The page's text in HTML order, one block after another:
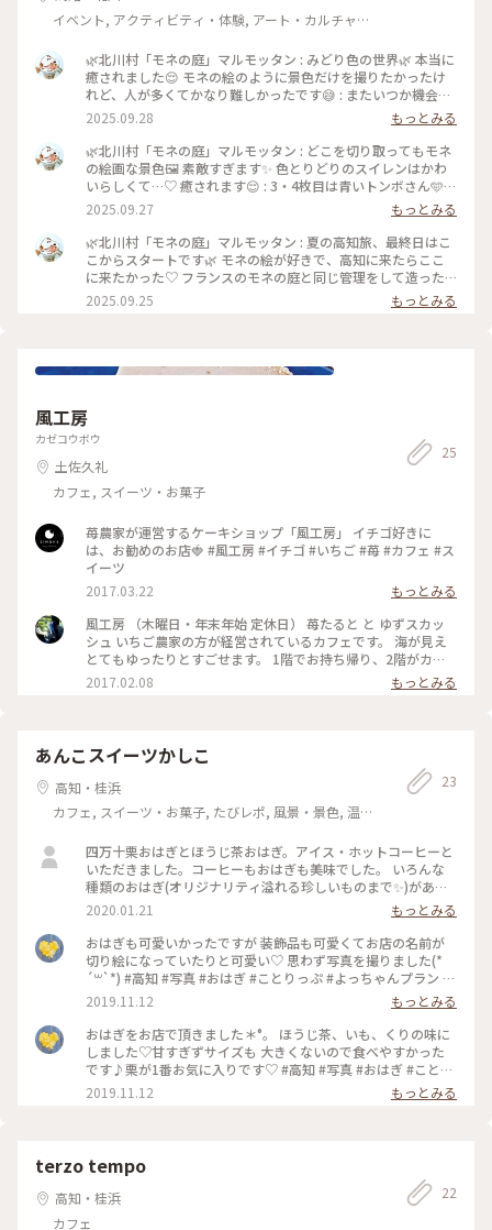
イベント, アクティビティ・体験, アート・カルチャ
🌿北川村「モネの庭」マルモッタン : みどり色の世界🌿 本当に
癒されました😌 モネの絵のように景色だけを撮りたかったけ
れど、人が多くてかなり難しかったです😅 : またいつか機会が
あったらゆっくり散策したいな🐾 そんな景色が広がるお庭で
した✨ : このあとはお昼ご飯🥢 桂浜へ向かいます🚗💨 :
📷:2025.8.13 Wed. : #ことりっぷと一緒 #ことりっぷ高知 #秋
の装い #モネの庭 #水の庭 #スイレン #リフレクション #みどり
の世界 #みどりに癒される #青いトンボ #素敵 #お散歩 #初めて
2025.09.28
もっとみる
🌿北川村「モネの庭」マルモッタン : どこを切り取ってもモネ
の絵画な景色🖼️ 素敵すぎます✨ 色とりどりのスイレンはかわ
いらしくて…♡ 癒されます😌 : 3・4枚目は青いトンボさん🩵
近くに来てくれました！ : 📷:2025.8.13 Wed. : #ことりっぷと
一緒 #ことりっぷ高知 #秋の装い #モネの庭 #水の庭 #スイレン
#リフレクション #みどりの世界 #みどりに癒される #青いトン
ボ #素敵 #お散歩 #初めての高知 #北川村 #高知 #milkのミルキ
ーな毎日
2025.09.27
もっとみる
🌿北川村「モネの庭」マルモッタン : 夏の高知旅、最終日はこ
こからスタートです🌿 モネの絵が好きで、高知に来たらここ
に来たかった♡ フランスのモネの庭と同じ管理をして造った
庭園🌿 「モネの庭」という名前がついた庭園は世界に2つだけ
✨ そのうちの一つがここです！ : 途中渋滞があり、到着時間が
良いお天気で素敵な景色をたくさん見ることができました😊
の庭 #水の庭 #スイレン #リフレクション #素敵 #お散歩 #初め
ての高知 #北川村 #高知 #milkのミルキーな毎日
2025.09.25 もっとみる
風工房
カゼコウボウ
土佐久礼
カフェ, スイーツ・お菓子
25
苺農家が運営するケーキショップ「風工房」 イチゴ好きに
は、お勧めのお店🍓 #風工房 #イチゴ #いちご #苺 #カフェ #ス
イーツ
2017.03.22
もっとみる
風工房 （木曜日・年末年始 定休日） 苺たると と ゆずスカッ
シュ いちご農家の方が経営されているカフェです。 海が見え
とてもゆったりとすごせます。 1階でお持ち帰り、2階がカフ
ェとなっています。 #高知カフェ #高知県 #カフェ #ケーキ #ス
2017.02.08 もっとみる
あんこスイーツかしこ
高知・桂浜
カフェ, スイーツ・お菓子, たびレポ, 風景・景色, 温
23
四万十栗おはぎとほうじ茶おはぎ。アイス・ホットコーヒーと
いただきました。コーヒーもおはぎも美味でした。 いろんな
種類のおはぎ(オリジナリティ溢れる珍しいものまで✨)があ
り、迷ってしまいます。 お店のスタッフも素敵な方で、是非ま
た行きたいです♡
2020.01.21
もっとみる
おはぎも可愛いかったですが 装飾品も可愛くてお店の名前が
切り絵になっていたりと可愛い♡ 思わず写真を撮りました(*
´꒳`*) #高知 #写真 #おはぎ #ことりっぷ #よっちゃんプラン #
夫婦旅行 #フォトジェニック #インスタ映え #カフェ #おいし
2019.11.12
もっとみる
おはぎをお店で頂きました＊°。 ほうじ茶、いも、くりの味に
しました♡甘すぎずサイズも 大きくないので食べやすかった
です♪栗が1番お気に入りです♡ #高知 #写真 #おはぎ #ことり
っぷ #よっちゃんプラン #夫婦旅行 #フォトジェニック #イン
スタ映え #カフェ #おいしい旅 #晴天 #旅行 #観光 #和 #秋の色
2019.11.12 もっとみる
terzo tempo
高知・桂浜
カフェ
22